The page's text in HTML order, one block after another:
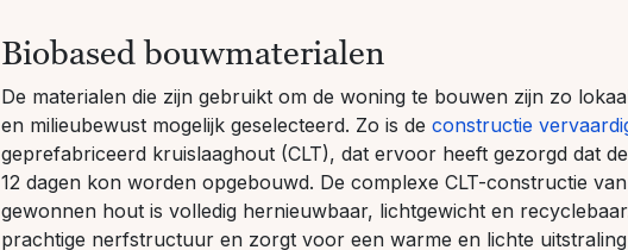
Biobased bouwmaterialen
De materialen die zijn gebruikt om de woning te bouwen zijn zo
en milieubewust mogelijk geselecteerd. Zo is de constructie
geprefabriceerd kruislaaghout (CLT), dat ervoor heeft gezorgd dat
12 dagen kon worden opgebouwd. De complexe CLT-constructie
gewonnen hout is volledig hernieuwbaar, lichtgewicht en
prachtige nerfstructuur en zorgt voor een warme en lichte